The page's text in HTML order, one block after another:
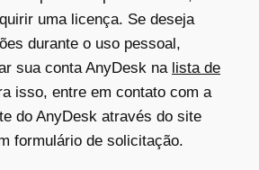
uma licença. Se deseja
durante o uso pessoal,
sua conta AnyDesk na lista de
isso, entre em contato com a
do AnyDesk através do site
formulário de solicitação.